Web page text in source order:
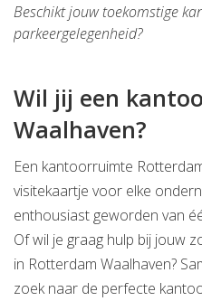
Beschikt jouw toekomstige
parkeergelegenheid?
Wil jij een
Waalhaven?
Een kantoorruimte
visitekaartje voor elke
enthousiast geworden van
Of wil je graag hulp bij jouw
in Rotterdam Waalhaven?
zoek naar de perfecte